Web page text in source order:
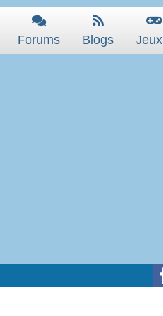
Forums Blogs Jeux